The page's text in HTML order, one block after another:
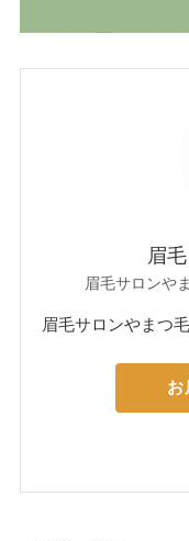
眉
眉毛サロンや
眉毛サロンやまつ
お